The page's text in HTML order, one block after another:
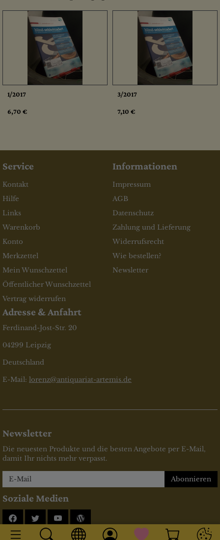
1/2017
6,70 €
3/2017
7,10 €
Service
Kontakt
Hilfe
Links
Warenkorb
Konto
Merkzettel
Mein Wunschzettel
Öffentlicher Wunschzettel
Vertrag widerrufen
Informationen
Impressum
AGB
Datenschutz
Zahlung und Lieferung
Widerrufsrecht
Wie bestellen?
Newsletter
Adresse & Anfahrt
Ferdinand-Jost-Str. 20
04299 Leipzig
Deutschland
E-Mail: lorenz@antiquariat-artemis.de
Newsletter
Die neuesten Produkte und die besten Angebote per E-Mail,
damit Ihr nichts mehr verpasst.
Newsletter
Abonnieren
Soziale Medien
FacebookTwitterYouTube
Blog
* inkl. MwSt., zzgl.Versandkosten